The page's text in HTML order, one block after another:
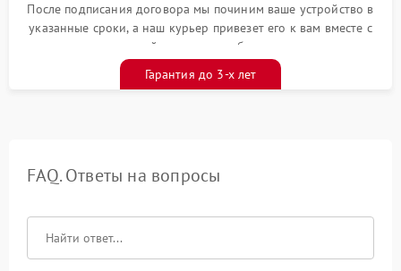
После подписания договора мы починим ваше устройство в
указанные сроки, а наш курьер привезет его к вам вместе с
гарантийным талоном бесплатно
Гарантия до 3-х лет
FAQ. Ответы на вопросы